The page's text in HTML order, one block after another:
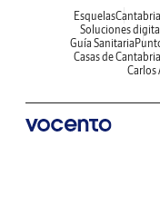
Esquelas
Soluciones
Guía Sanitaria
Casas de Cantabria
Carlos